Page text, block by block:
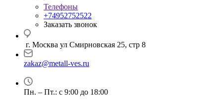
Телефоны
+74952752522
Заказать звонок
г. Москва ул Смирновская 25, стр 8
zakaz@metall-ves.ru
Пн. – Пт.: с 9:00 до 18:00